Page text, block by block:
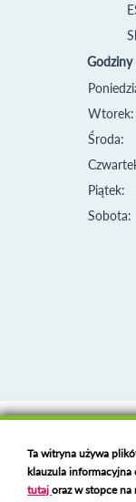
Godziny
Wtorek:
Środa:
Piątek:
Sobota:
Deklaracja
Polski serwer RBL
Ta witryna używa
klauzula informacyjna
tutajoraz w stopce na